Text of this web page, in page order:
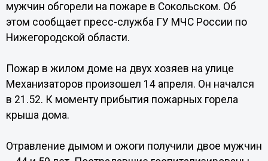
мужчин обгорели на пожаре в Сокольском. Об
этом сообщает пресс-служба ГУ МЧС России по
Нижегородской области.
Пожар в жилом доме на двух хозяев на улице
Механизаторов произошел 14 апреля. Он начался
в 21.52. К моменту прибытия пожарных горела
крыша дома.
Отравление дымом и ожоги получили двое мужчин